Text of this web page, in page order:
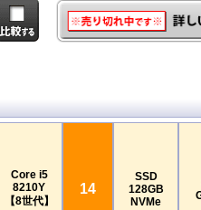
Core i5
8210Y
【8世代】
14
SSD
128GB
NVMe